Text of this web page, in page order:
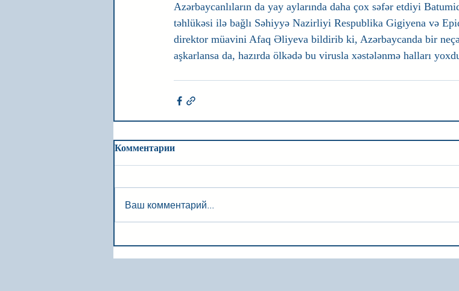
Azərbaycanlıların da yay aylarında daha çox səfər etdiyi
təhlükəsi ilə bağlı Səhiyyə Nazirliyi Respublika Gigiyena və
direktor müavini Afaq Əliyeva bildirib ki, Azərbaycanda bir
aşkarlansa da, hazırda ölkədə bu virusla xəstələnmə halları
Комментарии
Ваш комментарий...